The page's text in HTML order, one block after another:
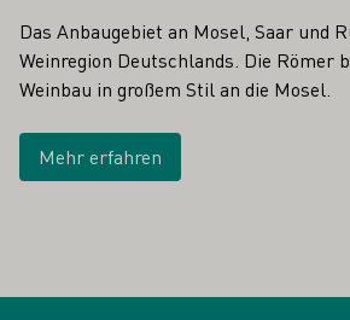
Das Anbaugebiet an Mosel, Saar und
Weinregion Deutschlands. Die Römer
Weinbau in großem Stil an die Mosel.
Mehr erfahren